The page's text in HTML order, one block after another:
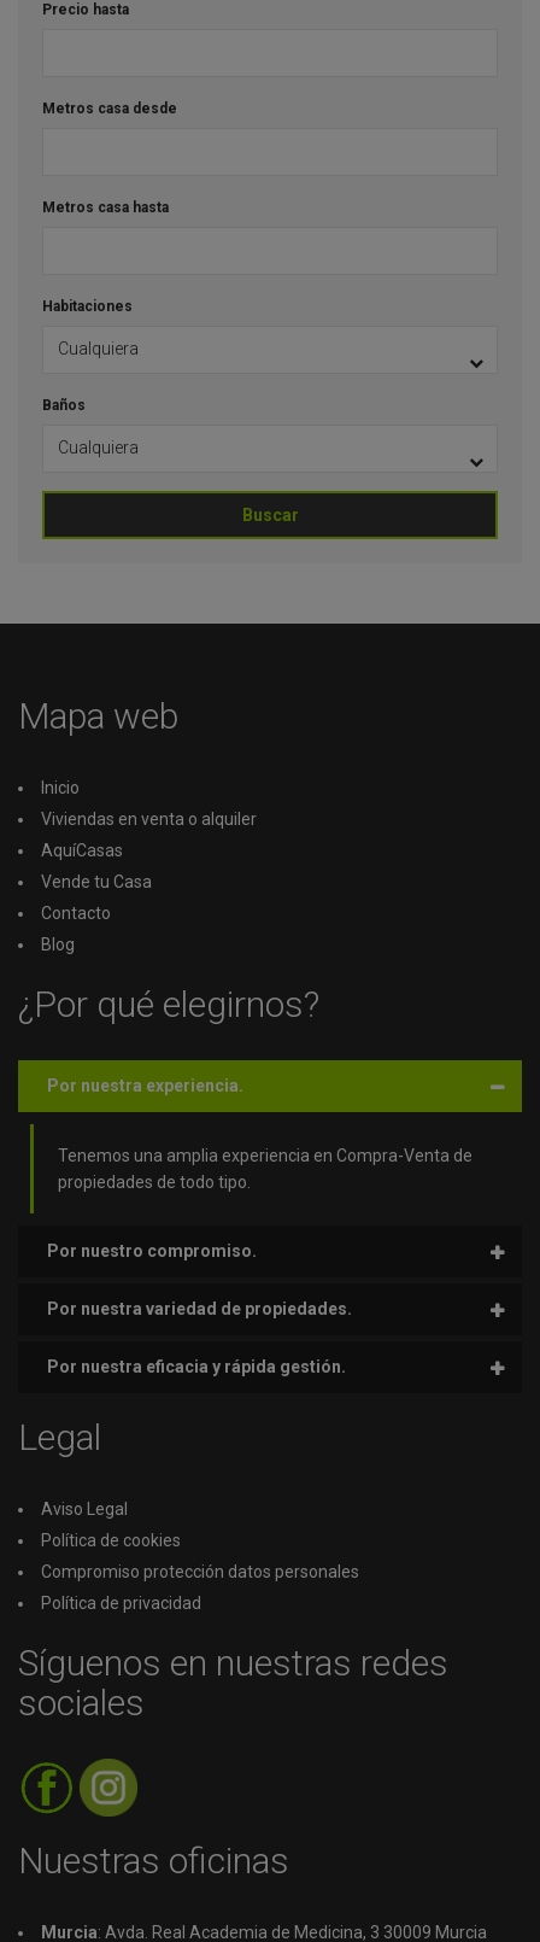
Precio hasta
Metros casa desde
Metros casa hasta
Habitaciones
Baños
Buscar
Mapa web
Inicio
Viviendas en venta o alquiler
AquíCasas
Vende tu Casa
Contacto
Blog
¿Por qué elegirnos?
Por nuestra experiencia.
Tenemos una amplia experiencia en Compra-Venta de
propiedades de todo tipo.
Por nuestro compromiso.
Por nuestra variedad de propiedades.
Por nuestra eficacia y rápida gestión.
Legal
Aviso Legal
Política de cookies
Compromiso protección datos personales
Política de privacidad
Síguenos en nuestras redes
sociales
Nuestras oficinas
Murcia: Avda. Real Academia de Medicina, 3 30009 Murcia